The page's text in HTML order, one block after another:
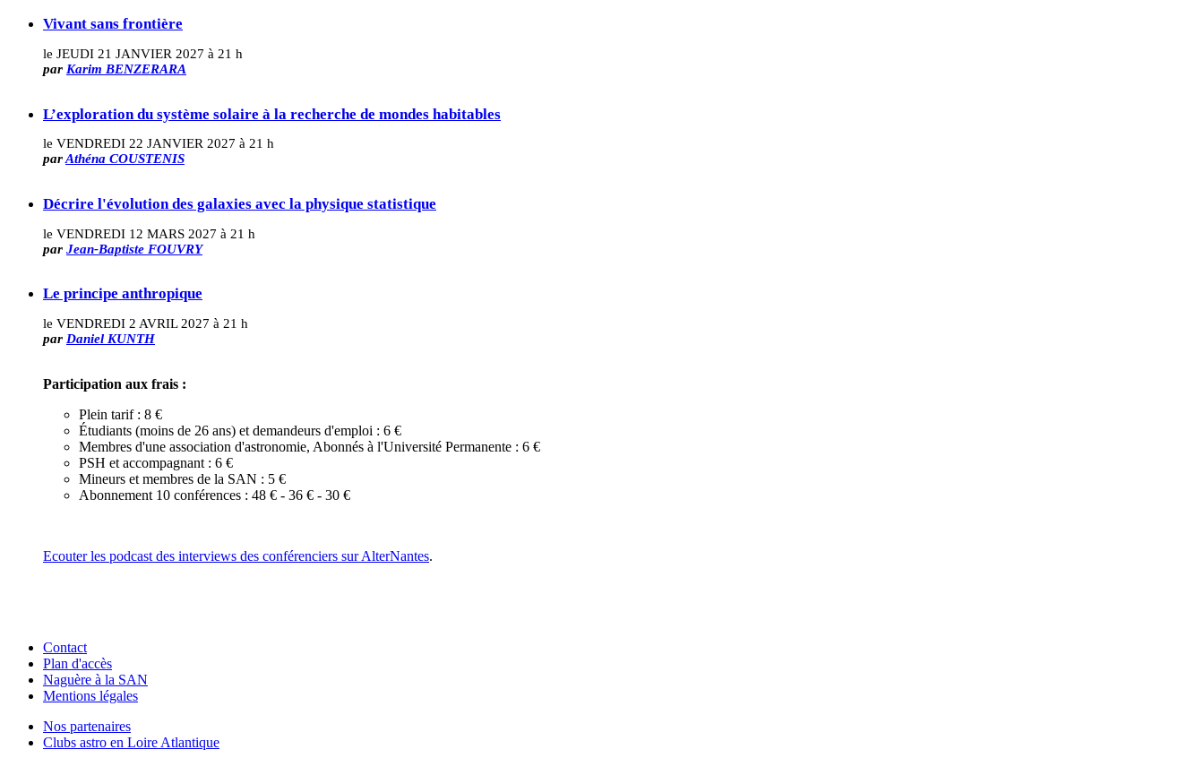
Vivant sans frontière
le JEUDI 21 JANVIER 2027 à 21 h
par Karim BENZERARA
L’exploration du système solaire à la recherche de mondes habitables
le VENDREDI 22 JANVIER 2027 à 21 h
parAthéna COUSTENIS
Décrire l'évolution des galaxies avec la physique statistique
le VENDREDI 12 MARS 2027 à 21 h
par Jean-Baptiste FOUVRY
Le principe anthropique
le VENDREDI 2 AVRIL 2027 à 21 h
par Daniel KUNTH
Participation aux frais :
Plein tarif : 8 €
Étudiants (moins de 26 ans) et demandeurs d'emploi : 6 €
Membres d'une association d'astronomie, Abonnés à l'Université Permanente : 6 €
PSH et accompagnant : 6 €
Mineurs et membres de la SAN : 5 €
Abonnement 10 conférences : 48 € - 36 € - 30 €
Ecouter les podcast des interviews des conférenciers sur AlterNantes.
Contact
Plan d'accès
Naguère à la SAN
Mentions légales
Nos partenaires
Clubs astro en Loire Atlantique